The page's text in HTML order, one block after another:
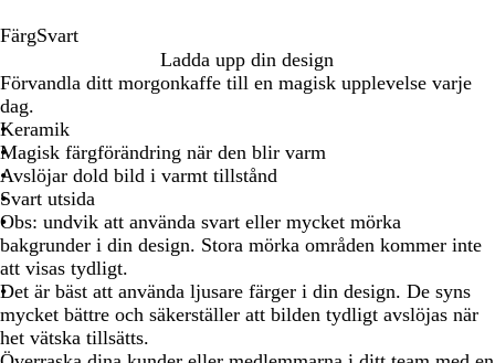
FärgSvart
v
a
r
t
Ladda upp din design
Förvandla ditt morgonkaffe till en magisk upplevelse varje
dag.
Keramik
Magisk färgförändring när den blir varm
Avslöjar dold bild i varmt tillstånd
Svart utsida
Obs: undvik att använda svart eller mycket mörka
bakgrunder i din design. Stora mörka områden kommer inte
att visas tydligt.
Det är bäst att använda ljusare färger i din design. De syns
mycket bättre och säkerställer att bilden tydligt avslöjas när
het vätska tillsätts.